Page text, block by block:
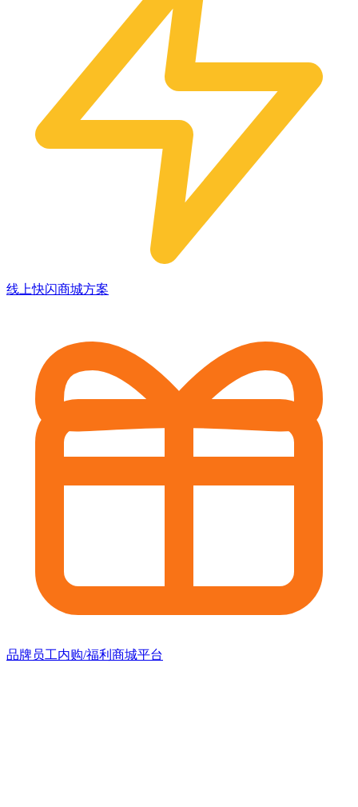
线上快闪商城方案
品牌员工内购/福利商城平台